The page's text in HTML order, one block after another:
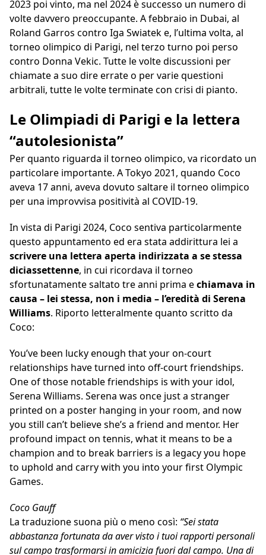
2023 poi vinto, ma nel 2024 è successo un numero di
volte davvero preoccupante. A febbraio in Dubai, al
Roland Garros contro Iga Swiatek e, l’ultima volta, al
torneo olimpico di Parigi, nel terzo turno poi perso
contro Donna Vekic. Tutte le volte discussioni per
chiamate a suo dire errate o per varie questioni
arbitrali, tutte le volte terminate con crisi di pianto.
Le Olimpiadi di Parigi e la lettera
“autolesionista”
Per quanto riguarda il torneo olimpico, va ricordato un
particolare importante. A Tokyo 2021, quando Coco
aveva 17 anni, aveva dovuto saltare il torneo olimpico
per una improvvisa positività al COVID-19.
In vista di Parigi 2024, Coco sentiva particolarmente
questo appuntamento ed era stata addirittura lei a
scrivere una lettera aperta indirizzata a se stessa
diciassettenne, in cui ricordava il torneo
sfortunatamente saltato tre anni prima echiamava in
causa – lei stessa, non i media – l’eredità di Serena
Williams. Riporto letteralmente quanto scritto da
Coco:
You’ve been lucky enough that your on-court
relationships have turned into off-court friendships.
One of those notable friendships is with your idol,
Serena Williams. Serena was once just a stranger
printed on a poster hanging in your room, and now
you still can’t believe she’s a friend and mentor. Her
profound impact on tennis, what it means to be a
champion and to break barriers is a legacy you hope
to uphold and carry with you into your first Olympic
Games.
Coco Gauff
La traduzione suona più o meno così: “Sei stata
abbastanza fortunata da aver visto i tuoi rapporti personali
sul campo trasformarsi in amicizia fuori dal campo. Una di